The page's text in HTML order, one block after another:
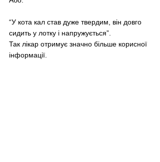
“У кота кал став дуже твердим, він довго
сидить у лотку і напружується”.
Так лікар отримує значно більше корисної
інформації.